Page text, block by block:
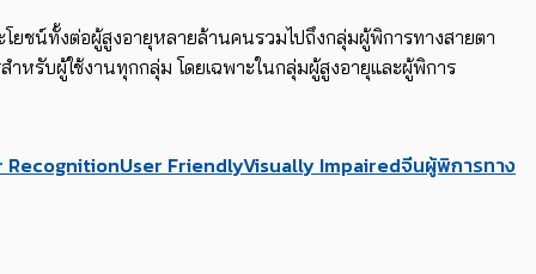
โยชน์ทั้งต่อผู้สูงอายุหลายล้านคนรวมไปถึงกลุ่มผู้พิการทางสายตา
หรับผู้ใช้งานทุกกลุ่ม โดยเฉพาะในกลุ่มผู้สูงอายุและผู้พิการ
RecognitionUser FriendlyVisually Impairedจีนผู้พิการทาง